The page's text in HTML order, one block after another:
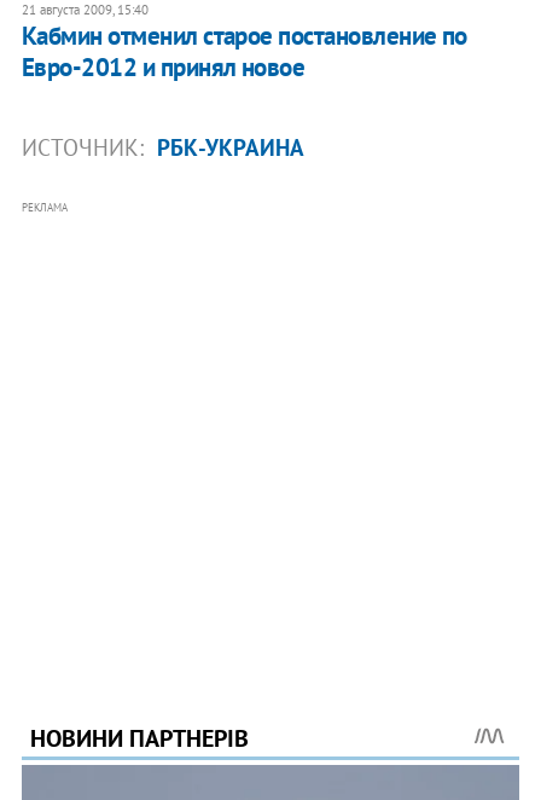
21 августа 2009, 15:40
Кабмин отменил старое постановление по
Евро-2012 и принял новое
ИСТОЧНИК: РБК-УКРАИНА
РЕКЛАМА